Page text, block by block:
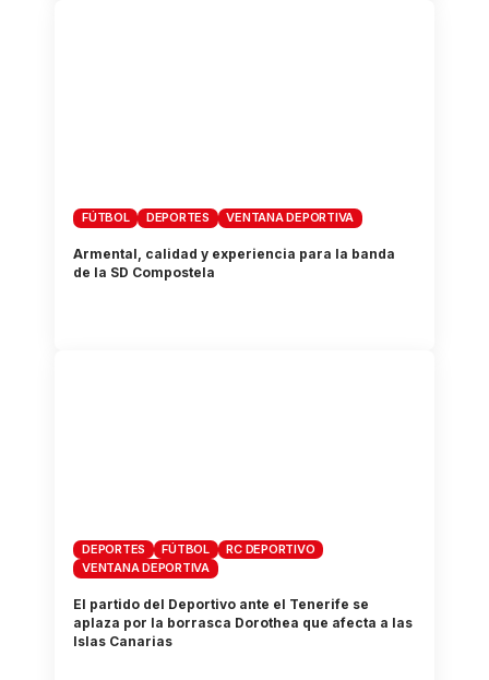
FÚTBOL DEPORTES VENTANA DEPORTIVA
Armental, calidad y experiencia para la banda
de la SD Compostela
DEPORTES FÚTBOL
RC DEPORTIVO
VENTANA DEPORTIVA
El partido del Deportivo ante el Tenerife se
aplaza por la borrasca Dorothea que afecta a las
Islas Canarias